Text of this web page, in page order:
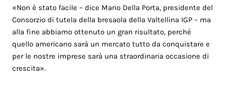
«Non è stato facile – dice Mario Della Porta, presidente del
Consorzio di tutela della bresaola della Valtellina IGP – ma
alla fine abbiamo ottenuto un gran risultato, perché
quello americano sarà un mercato tutto da conquistare e
per le nostre imprese sarà una straordinaria occasione di
crescita».